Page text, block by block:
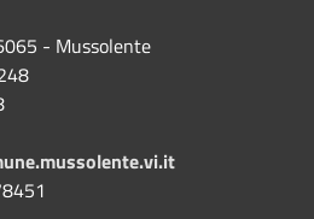
- Mussolente